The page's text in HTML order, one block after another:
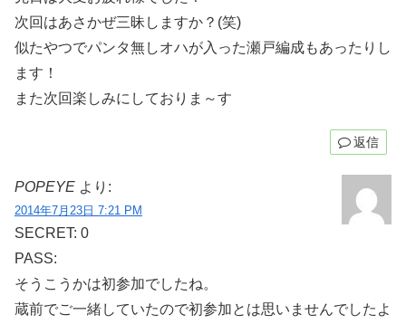
次回はあさかぜ三昧しますか？(笑)
似たやつでパンタ無しオハが入った瀬戸編成もあったりし
ます！
また次回楽しみにしておりま～す
返信
POPEYE より:
2014年7月23日 7:21 PM
SECRET: 0
PASS:
そうこうかは初参加でしたね。
蔵前でご一緒していたので初参加とは思いませんでしたよ